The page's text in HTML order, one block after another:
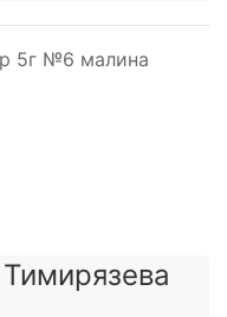
5г №6 малина